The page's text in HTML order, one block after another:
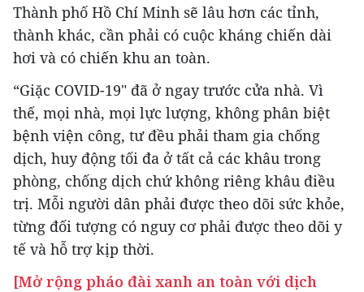
Thành phố Hồ Chí Minh sẽ lâu hơn các tỉnh,
thành khác, cần phải có cuộc kháng chiến dài
hơi và có chiến khu an toàn.
“Giặc COVID-19" đã ở ngay trước cửa nhà. Vì
thế, mọi nhà, mọi lực lượng, không phân biệt
bệnh viện công, tư đều phải tham gia chống
dịch, huy động tối đa ở tất cả các khâu trong
phòng, chống dịch chứ không riêng khâu điều
trị. Mỗi người dân phải được theo dõi sức khỏe,
từng đối tượng có nguy cơ phải được theo dõi y
tế và hỗ trợ kịp thời.
[Mở rộng pháo đài xanh an toàn với dịch